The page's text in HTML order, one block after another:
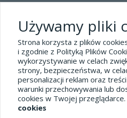
Polityka prywatności
Blog
Dane
tel.32 445-
sklep@hard-
Używamy pliki
Strona korzysta z plików
i zgodnie z Polityką Plików
wykorzystywanie w celach
strony, bezpieczeństwa, w
personalizacji reklam oraz
warunki przechowywania lub
cookies w Twojej przeglądarce.
cookies